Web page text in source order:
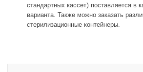
стандартных кассет) поставляется в
варианта. Также можно заказать
стерилизационные контейнеры.